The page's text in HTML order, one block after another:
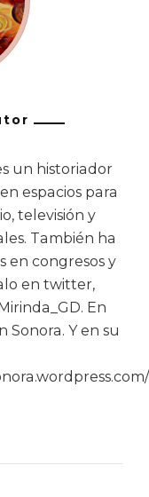
un historiador
espacios para
televisión y
También ha
en congresos y
en twitter,
En
Sonora. Y en su